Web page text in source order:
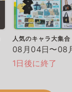
人気のキャラ大集
08月04日〜08
1日後に終了